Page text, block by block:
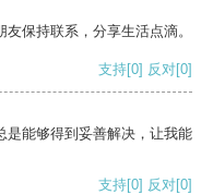
保持联系，分享生活点滴。
支持[0] 反对[0]
是能够得到妥善解决，让我能
支持[0] 反对[0]